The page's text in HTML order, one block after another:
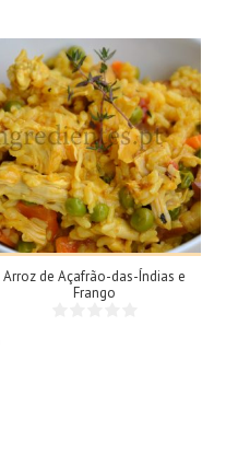
3 Doses
3 Pessoas
15Min
Arroz de Açafrão-das-Índias e
Frango